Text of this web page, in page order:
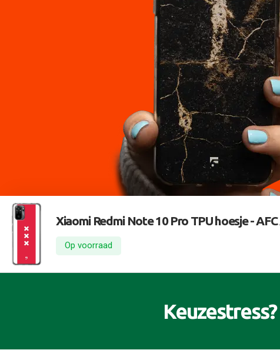
Xiaomi Redmi Note 10 Pro TPU hoesje -AFC
Op voorraad